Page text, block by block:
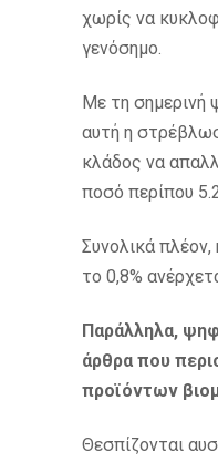
χωρίς να
γενόσημο.
Με τη σημερινή
αυτή η
κλάδος να
ποσό περίπου
Συνολικά
το 0,8%
Παράλληλα,
άρθρα που
προϊόντων
Θεσπίζονται